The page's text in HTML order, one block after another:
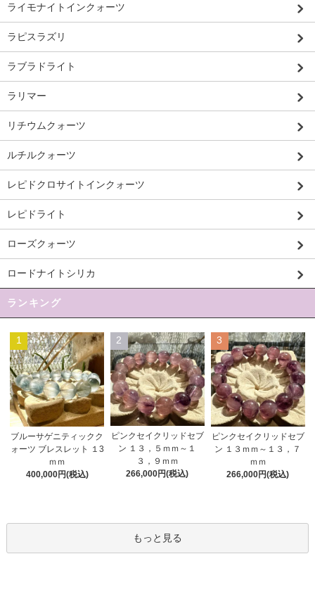
ライモナイトインクォーツ
ラピスラズリ
ラブラドライト
ラリマー
リチウムクォーツ
ルチルクォーツ
レピドクロサイトインクォーツ
レピドライト
ローズクォーツ
ロードナイトシリカ
ランキング
1
ブルーサゲニティックク
ォーツ ブレスレット １3
ｍｍ
400,000円(税込)
2
ピンクセイクリッドセブ
ン １３，５ｍｍ～１
３，９ｍｍ
266,000円(税込)
3
ピンクセイクリッドセブ
ン １３ｍｍ～１３，７
ｍｍ
266,000円(税込)
もっと見る